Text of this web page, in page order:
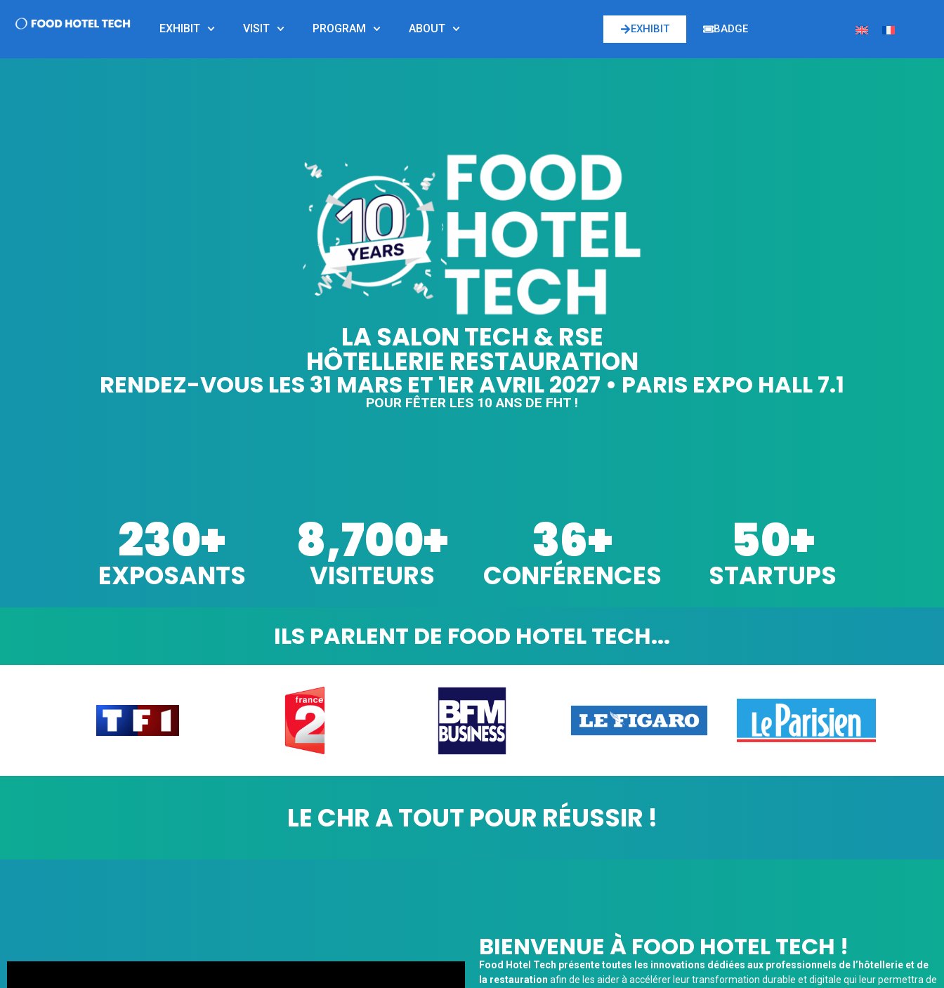
EXHIBIT VISIT PROGRAM ABOUT EXHIBIT BADGE
LA SALON TECH & RSE
HÔTELLERIE RESTAURATION
RENDEZ-VOUS LES 31 MARS ET 1ER AVRIL 2027 • PARIS EXPO HALL 7.1
POUR FÊTER LES 10 ANS DE FHT !
EXPOSANTS
230+
VISITEURS
8,700+
CONFÉRENCES
36+
STARTUPS
50+
ILS PARLENT DE FOOD HOTEL TECH...
LE CHR A TOUT POUR RÉUSSIR !
BIENVENUE À FOOD HOTEL TECH !
Food Hotel Tech présente toutes les innovations dédiées aux professionnels de l’hôtellerie et de
la restauration afin de les aider à accélérer leur transformation durable et digitale qui leur permettra de